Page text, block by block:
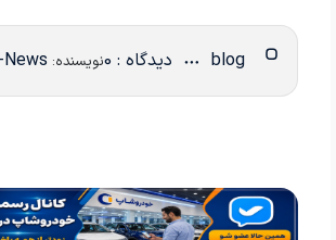
دیدگاه : 0 نویسنده: